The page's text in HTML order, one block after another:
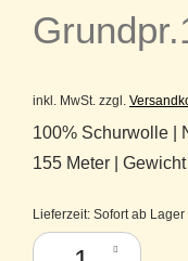
Grundpr.
inkl. MwSt. zzgl.
100% Schurwolle |
155 Meter |
Lieferzeit: Sofort ab
Atelier Zitron Merino